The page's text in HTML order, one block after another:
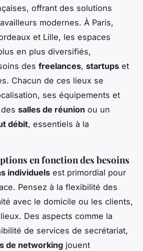
offrant des solutions
modernes. À Paris,
et Lille, les espaces
en plus diversifiés,
des freelances, startups et
Chacun de ces lieux se
ses équipements et
salles de réunion ou un
débit, essentiels à la
en fonction des besoins
individuels est primordial pour
Pensez à la flexibilité des
avec le domicile ou les clients,
Des aspects comme la
de services de secrétariat,
de networking jouent